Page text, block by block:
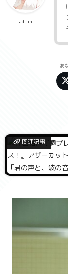
admin
あ
関連記事